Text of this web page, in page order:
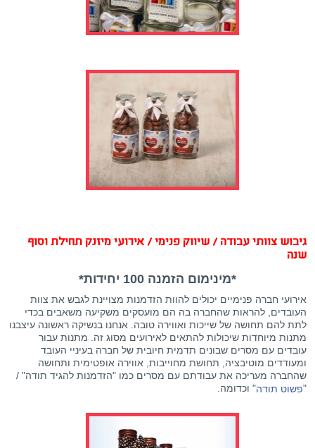
גיבוש צוותי עבודה / שיווק פנימי / אירועי מיזנק תחילת וסוף
שנה
*מינימום הזמנה 100 יחידות*
אירועי חברה פנימיים יכולים להוות הזדמנות מצויינת לגבש את צוות
העובדים, להראות שהחברה בה הם מועסקים משקיעה משאבים בכדי
לתת להם תחושה של שייכות ואווירה טובה. אנחנו בנשיקה ראשונה עיצבנו
מתנות מיוחדות שיכולות להתאים לאירועים מסוג זה. מתנות עבור
עובדים עם מסרים שבונים תדמית חיובית של חברה בעיניי העובד
ומעודדים מוטיבציה, תחושת מחוייבות, אווירה אופטימית ותחושה
שהחברה מעריכה את עבודתם עם מסרים כמו "הזדמנות להגיד תודה" /
"פשוט תודה" וכדומה.